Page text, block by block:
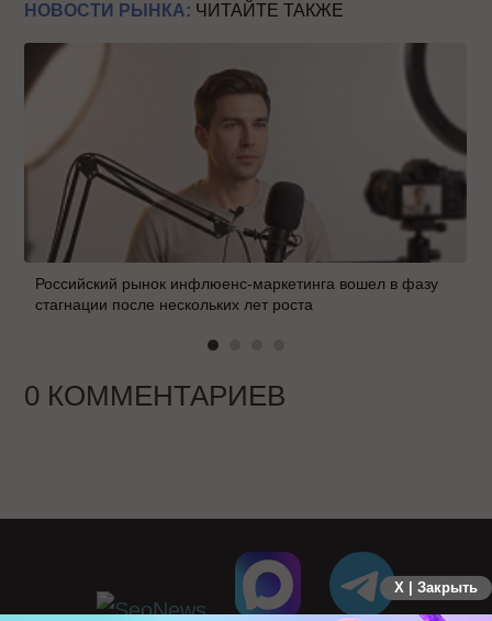
НОВОСТИ РЫНКА: ЧИТАЙТЕ ТАКЖЕ
Российский рынок инфлюенс-маркетинга вошел в фазу
стагнации после нескольких лет роста
0 КОММЕНТАРИЕВ
X | Закрыть